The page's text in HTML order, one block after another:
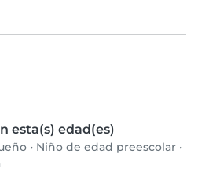
esta(s) edad(es)
• Niño de edad preescolar •